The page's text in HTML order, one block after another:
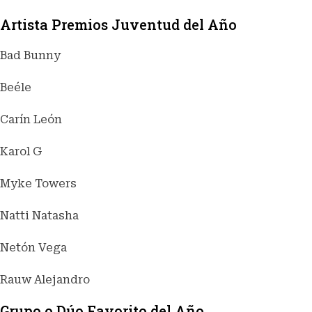
Artista Premios Juventud del Año
Bad Bunny
Beéle
Carín León
Karol G
Myke Towers
Natti Natasha
Netón Vega
Rauw Alejandro